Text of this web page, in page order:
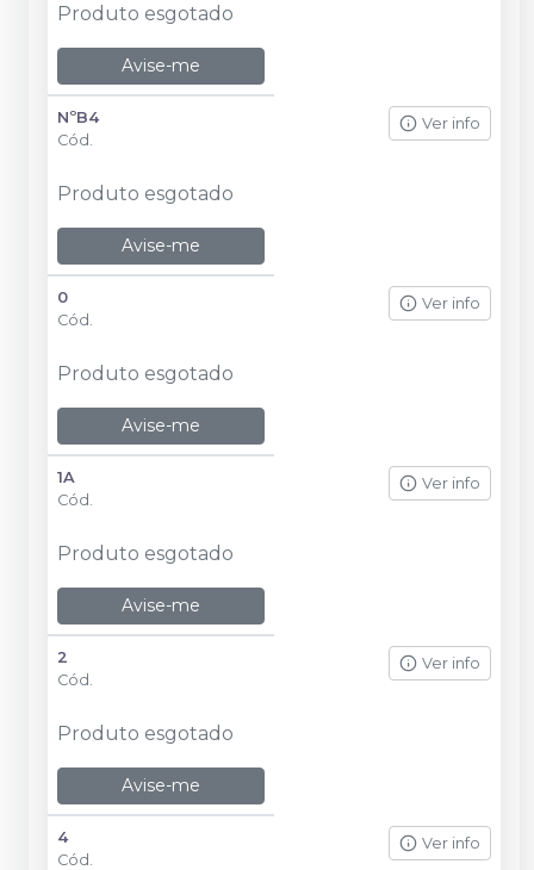
Produto esgotado
Avise-me
NºB4
Cód.
Ver info
Produto esgotado
Avise-me
0
Cód.
Ver info
Produto esgotado
Avise-me
1A
Cód.
Ver info
Produto esgotado
Avise-me
2
Cód.
Ver info
Produto esgotado
Avise-me
4
Cód.
Ver info